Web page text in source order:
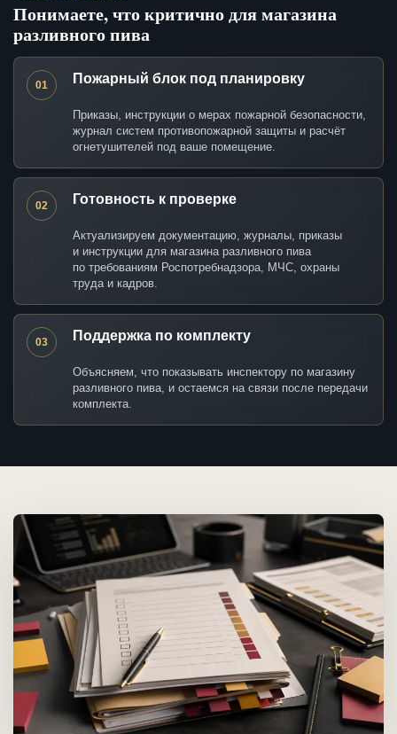
Понимаете, что критично для магазина
разливного пива
01 Пожарный блок под планировку
Приказы, инструкции о мерах пожарной безопасности,
журнал систем противопожарной защиты и расчёт
огнетушителей под ваше помещение.
02 Готовность к проверке
Актуализируем документацию, журналы, приказы
и инструкции для магазина разливного пива
по требованиям Роспотребнадзора, МЧС, охраны
труда и кадров.
03 Поддержка по комплекту
Объясняем, что показывать инспектору по магазину
разливного пива, и остаемся на связи после передачи
комплекта.